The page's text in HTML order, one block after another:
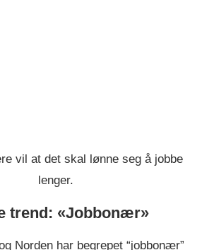
vil at det skal lønne seg å jobbe
lenger.
trend: «Jobbonær»
Norden har begrepet “jobbonær”